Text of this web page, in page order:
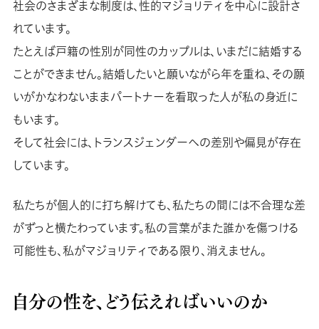
社会のさまざまな制度は、性的マジョリティを中心に設計さ
れています。
たとえば戸籍の性別が同性のカップルは、いまだに結婚する
ことができません。結婚したいと願いながら年を重ね、その願
いがかなわないままパートナーを看取った人が私の身近に
もいます。
そして社会には、トランスジェンダーへの差別や偏見が存在
しています。
私たちが個人的に打ち解けても、私たちの間には不合理な差
がずっと横たわっています。私の言葉がまた誰かを傷つける
可能性も、私がマジョリティである限り、消えません。
自分の性を、どう伝えればいいのか